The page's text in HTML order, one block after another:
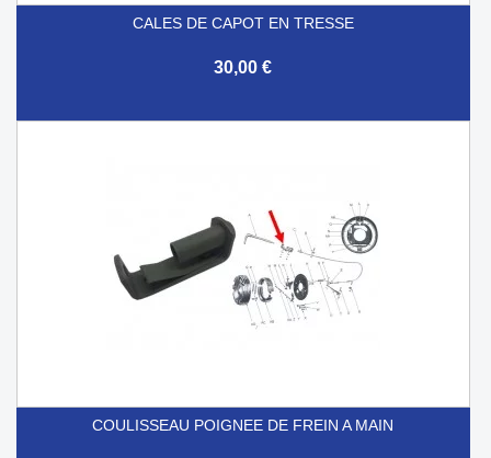
CALES DE CAPOT EN TRESSE
30,00 €
COULISSEAU POIGNEE DE FREIN A MAIN